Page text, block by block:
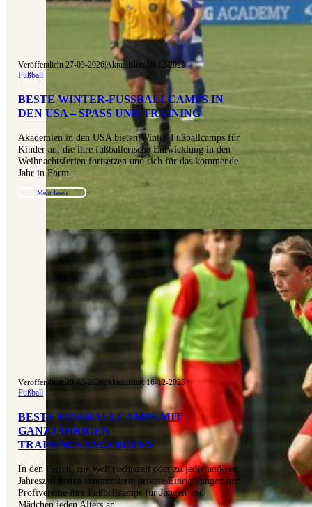
Veröffentlicht 27-03-2026|Aktualisiert 16-12-2025
Fußball
BESTE WINTER-FUSSBALLCAMPS IN D
EN USA – SPASS UND TRAINING
Akademien in den USA bieten Winter-Fußballcamps für
Kinder an, die ihre fußballerische Entwicklung in den
Weihnachtsferien fortsetzen und sich für das kommende
Jahr in Form…
Mehr lesen
Veröffentlicht 20-03-2026|Aktualisiert 16-12-2025
Fußball
BESTE FUSSBALLCAMPS MIT G
ANZJÄHRIGEN T
RAININGSANGEBOTEN
In den Ferien, zur Weihnachtszeit oder zu jeder anderen
Jahreszeit bieten renommierte private Einrichtungen und
Profivereine ihre Fußballcamps für Jungen und
Mädchen jeden Alters an,…